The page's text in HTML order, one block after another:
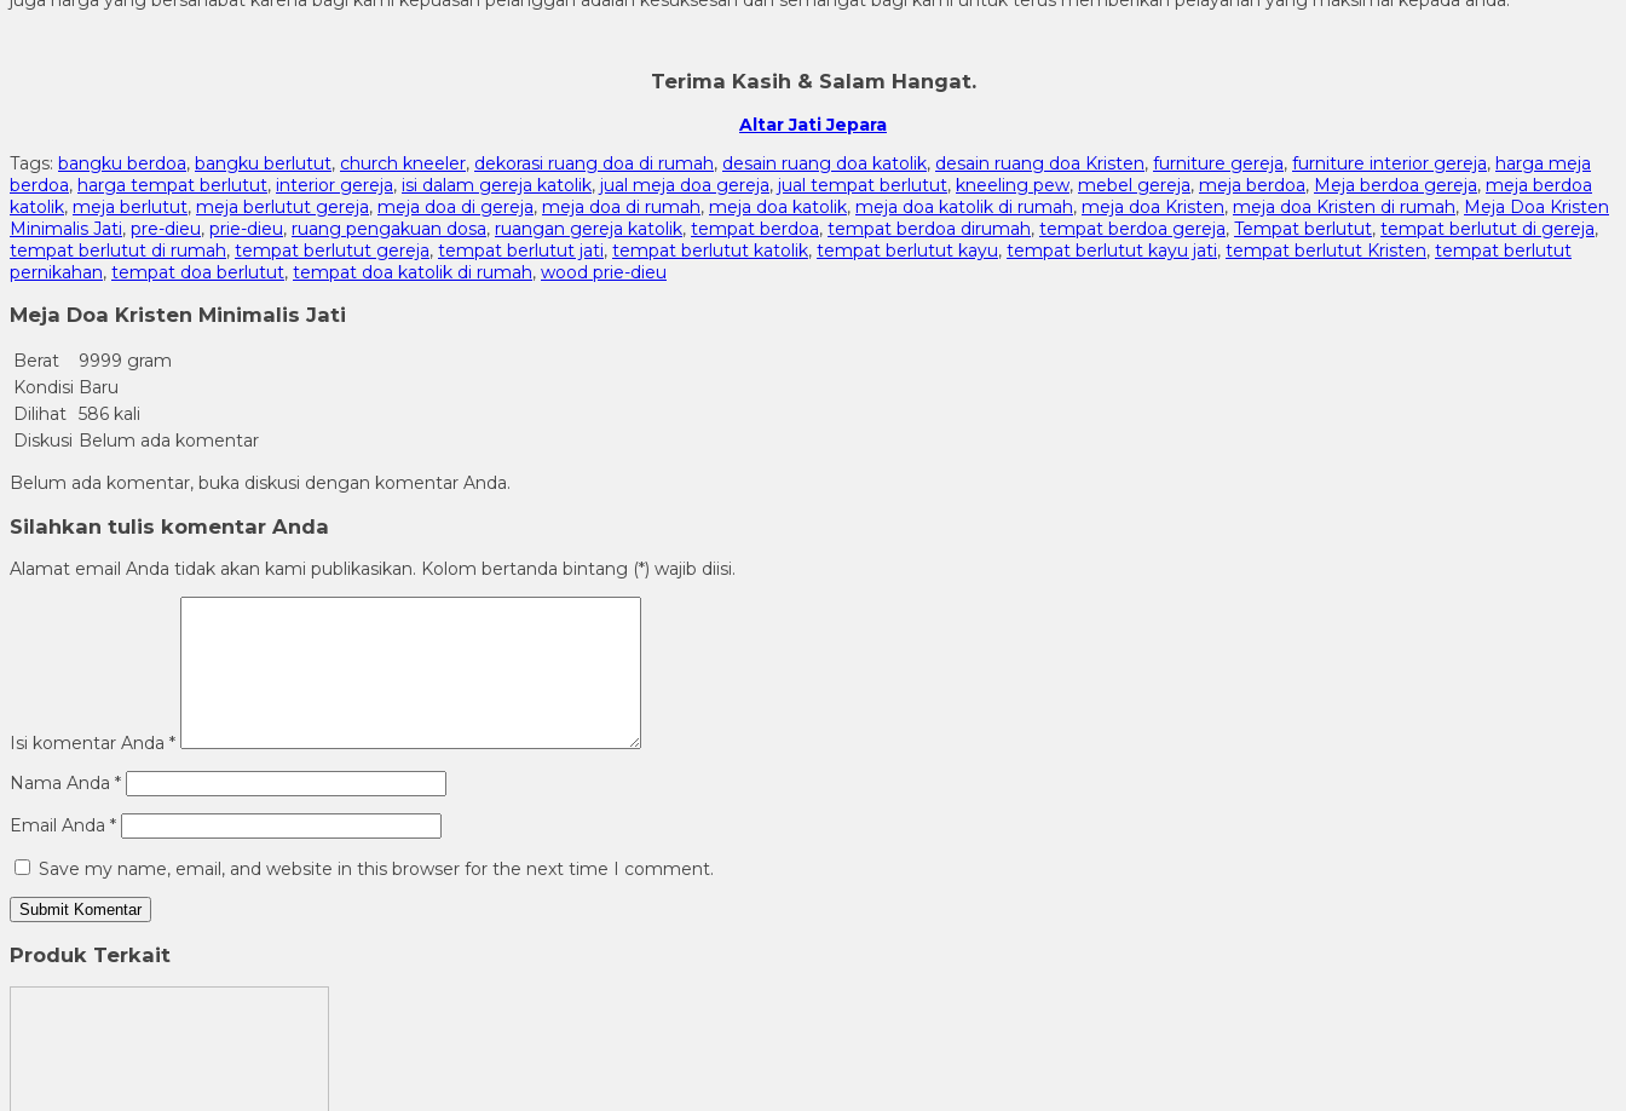
Terima Kasih & Salam Hangat.
Altar Jati Jepara
Tags: bangku berdoa, bangku berlutut, church kneeler, dekorasi ruang doa di rumah, desain ruang doa katolik, desain ruang doa Kristen, furniture gereja, furniture interior gereja, harga meja
berdoa, harga tempat berlutut, interior gereja, isi dalam gereja katolik, jual meja doa gereja, jual tempat berlutut, kneeling pew, mebel gereja, meja berdoa, Meja berdoa gereja, meja berdoa
katolik, meja berlutut, meja berlutut gereja, meja doa di gereja, meja doa di rumah, meja doa katolik, meja doa katolik di rumah, meja doa Kristen, meja doa Kristen di rumah, Meja Doa Kristen
Minimalis Jati, pre-dieu, prie-dieu, ruang pengakuan dosa, ruangan gereja katolik, tempat berdoa, tempat berdoa dirumah, tempat berdoa gereja, Tempat berlutut, tempat berlutut di gereja,
tempat berlutut di rumah, tempat berlutut gereja, tempat berlutut jati, tempat berlutut katolik, tempat berlutut kayu, tempat berlutut kayu jati, tempat berlutut Kristen, tempat berlutut
pernikahan, tempat doa berlutut, tempat doa katolik di rumah, wood prie-dieu
Meja Doa Kristen Minimalis Jati
Berat
9999 gram
Kondisi Baru
Dilihat 586 kali
Diskusi Belum ada komentar
Belum ada komentar, buka diskusi dengan komentar Anda.
Silahkan tulis komentar Anda
Alamat email Anda tidak akan kami publikasikan. Kolom bertanda bintang (*) wajib diisi.
Isi komentar Anda *
Nama Anda *
Email Anda *
Save my name, email, and website in this browser for the next time I comment.
Produk Terkait